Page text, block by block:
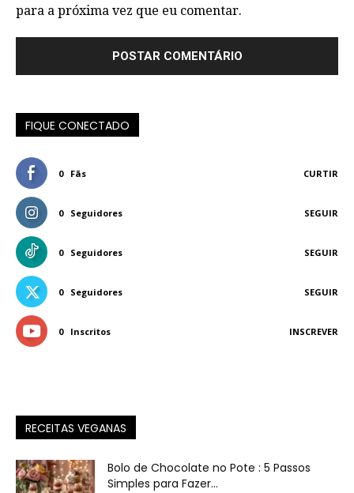
para a próxima vez que eu comentar.
FIQUE CONECTADO
0 Fãs CURTIR
0 Seguidores SEGUIR
0 Seguidores SEGUIR
0 Seguidores SEGUIR
0 Inscritos INSCREVER
RECEITAS VEGANAS
Bolo de Chocolate no Pote : 5 Passos
Simples para Fazer...